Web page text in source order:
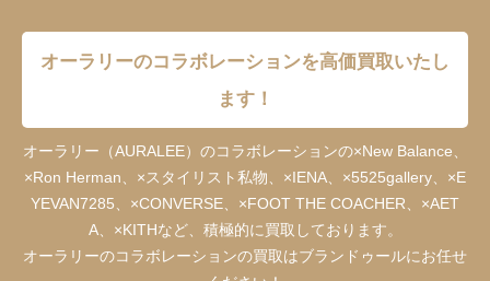
オーラリーのコラボレーションを高価買取いたし
ます！
オーラリー（AURALEE）のコラボレーションの×New Balance、
×Ron Herman、×スタイリスト私物、×IENA、×5525gallery、×E
YEVAN7285、×CONVERSE、×FOOT THE COACHER、×AET
A、×KITHなど、積極的に買取しております。
オーラリーのコラボレーションの買取はブランドゥールにお任せ